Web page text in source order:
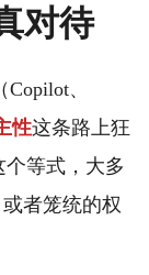
对待
、
性这条路上狂
等式，大多
者笼统的权